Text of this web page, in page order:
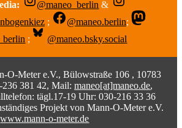
@maneo_berlin &
; @maneo.berlin;
; @maneo.bsky.social
O-Meter e.V., Bülowstraße 106 , 10783
236 381 42, Mail:maneo[at]maneo.de,
tägl.17-19 Uhr: 030-216 33 36
Projekt von Mann-O-Meter e.V.
www.mann-o-meter.de